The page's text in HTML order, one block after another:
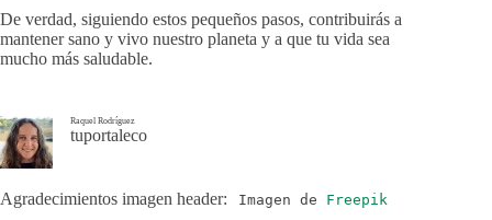
De verdad, siguiendo estos pequeños pasos, contribuirás a
mantener sano y vivo nuestro planeta y a que tu vida sea
mucho más saludable.
Raquel Rodríguez
tuportaleco
Agradecimientos imagen header: Imagen de Freepik